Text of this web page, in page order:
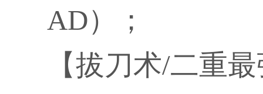
AD）；
【拔刀术/二重